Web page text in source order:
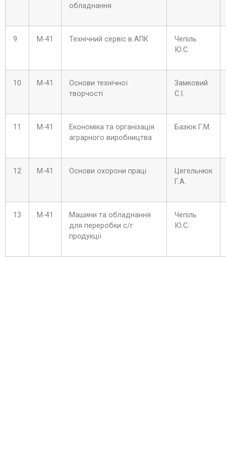
обладнання
9 М-41 Технічний сервіс в АПК
Чепіль
Ю.С.
10 М-41
Основи технічної
творчості
Замковий
С.І.
11 М-41
Економіка та організація
аграрного виробництва
Базюк Г.М.
12 М-41 Основи охорони праці
Цегельнюк
Г.А.
13 М-41
Машини та обладнання
для переробки с/г
продукції
Чепіль
Ю.С.